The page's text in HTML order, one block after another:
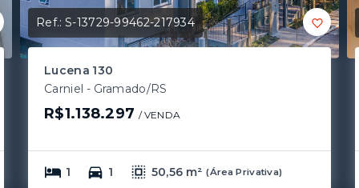
Ref.:S-13729-99462-217934
Lucena 130
Carniel - Gramado/RS
R$1.138.297 / VENDA
1 1 50,56 m² (Área Privativa)